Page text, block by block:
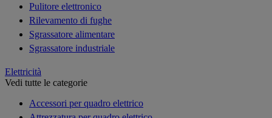
Pulitore elettronico
Rilevamento di fughe
Sgrassatore alimentare
Sgrassatore industriale
Elettricità
Vedi tutte le categorie
Accessori per quadro elettrico